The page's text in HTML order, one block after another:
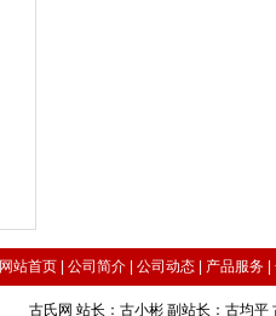
网站首页| 公司简介| 公司动态| 产品服务|
古氏网 站长：古小彬 副站长：古均